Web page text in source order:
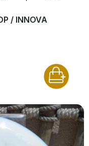
/ INNOVA